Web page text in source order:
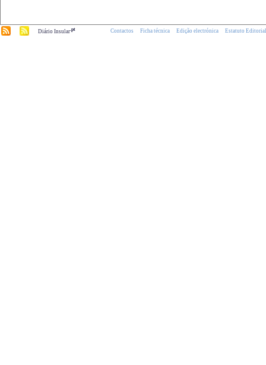
Diário Insular.pt Contactos Ficha técnica Edição electrónica Estatuto Editorial